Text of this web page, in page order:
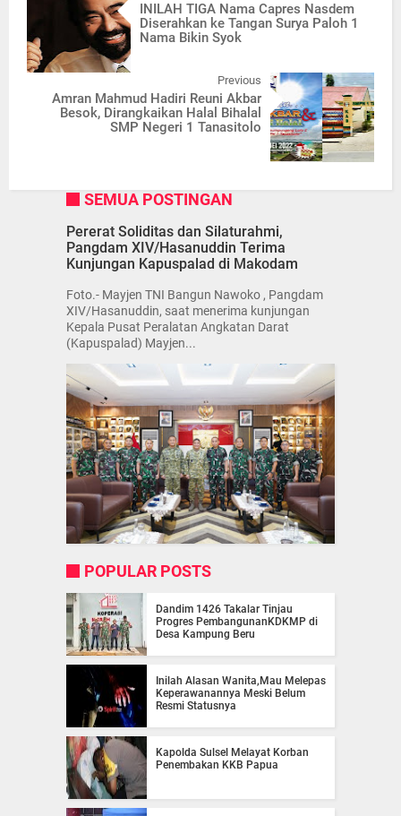
INILAH TIGA Nama Capres Nasdem
Diserahkan ke Tangan Surya Paloh 1
Nama Bikin Syok
Previous
Amran Mahmud Hadiri Reuni Akbar
Besok, Dirangkaikan Halal Bihalal
SMP Negeri 1 Tanasitolo
SEMUA POSTINGAN
Pererat Soliditas dan Silaturahmi,
Pangdam XIV/Hasanuddin Terima
Kunjungan Kapuspalad di Makodam
Foto.- Mayjen TNI Bangun Nawoko , Pangdam
XIV/Hasanuddin, saat menerima kunjungan
Kepala Pusat Peralatan Angkatan Darat
(Kapuspalad) Mayjen...
POPULAR POSTS
Dandim 1426 Takalar Tinjau
Progres PembangunanKDKMP di
Desa Kampung Beru
Inilah Alasan Wanita,Mau Melepas
Keperawanannya Meski Belum
Resmi Statusnya
Kapolda Sulsel Melayat Korban
Penembakan KKB Papua